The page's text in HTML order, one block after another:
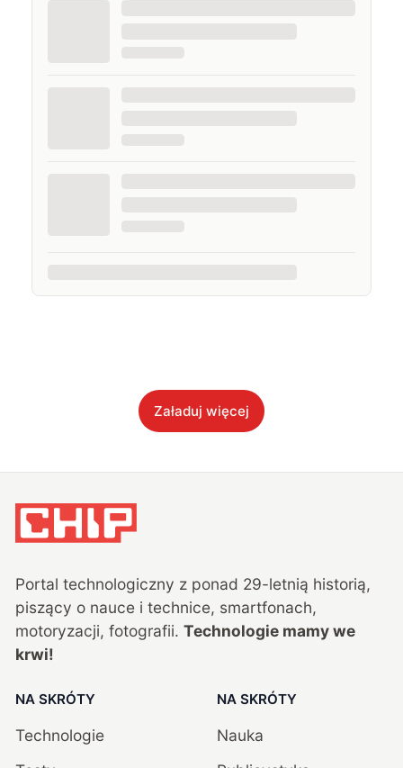
Załaduj więcej
Portal technologiczny z ponad 29-letnią historią,
piszący o nauce i technice, smartfonach,
motoryzacji, fotografii. Technologie mamy we
krwi!
NA SKRÓTY
Technologie
NA SKRÓTY
Nauka